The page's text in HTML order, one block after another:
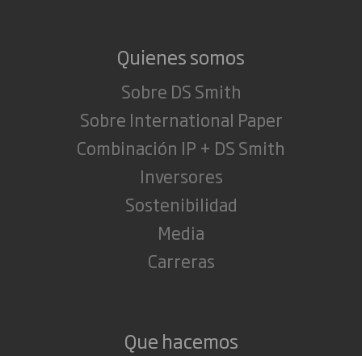
Quienes somos
Sobre DS Smith
Sobre International Paper
Combinación IP + DS Smith
Inversores
Sostenibilidad
Media
Carreras
Que hacemos